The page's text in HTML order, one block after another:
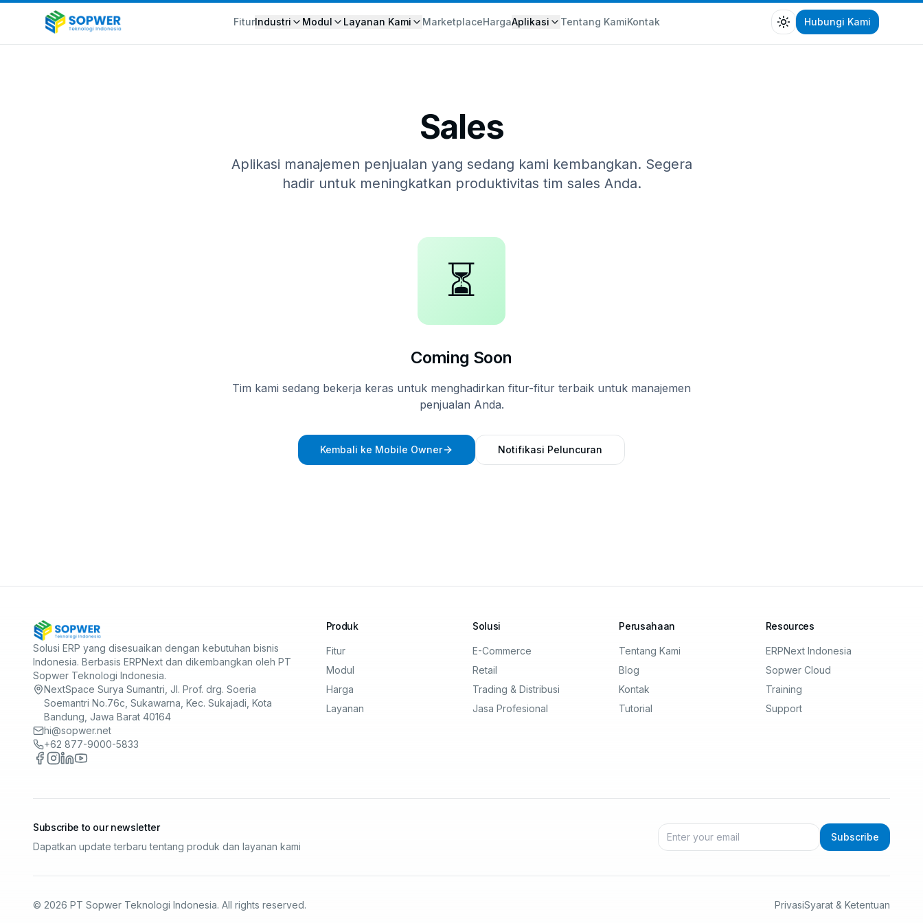
FiturIndustri Modul Layanan Kami MarketplaceHargaAplikasi Tentang KamiKontak Toggle theme
Hubungi Kami
Sales
Aplikasi manajemen penjualan yang sedang kami kembangkan. Segera
hadir untuk meningkatkan produktivitas tim sales Anda.
⏳
Coming Soon
Tim kami sedang bekerja keras untuk menghadirkan fitur-fitur terbaik untuk manajemen
penjualan Anda.
Kembali ke Mobile Owner Notifikasi Peluncuran
Solusi ERP yang disesuaikan dengan kebutuhan bisnis
Indonesia. Berbasis ERPNext dan dikembangkan oleh PT
Sopwer Teknologi Indonesia.
NextSpace Surya Sumantri, Jl. Prof. drg. Soeria
Soemantri No.76c, Sukawarna, Kec. Sukajadi, Kota
Bandung, Jawa Barat 40164
hi@sopwer.net
+62 877-9000-5833
Produk
Fitur
Modul
Harga
Layanan
Solusi
E-Commerce
Retail
Trading & Distribusi
Jasa Profesional
Perusahaan
Tentang Kami
Blog
Kontak
Tutorial
Resources
ERPNext Indonesia
Sopwer Cloud
Training
Support
Subscribe to our newsletter
Dapatkan update terbaru tentang produk dan layanan kami
Subscribe
© 2026 PT Sopwer Teknologi Indonesia. All rights reserved. PrivasiSyarat & Ketentuan